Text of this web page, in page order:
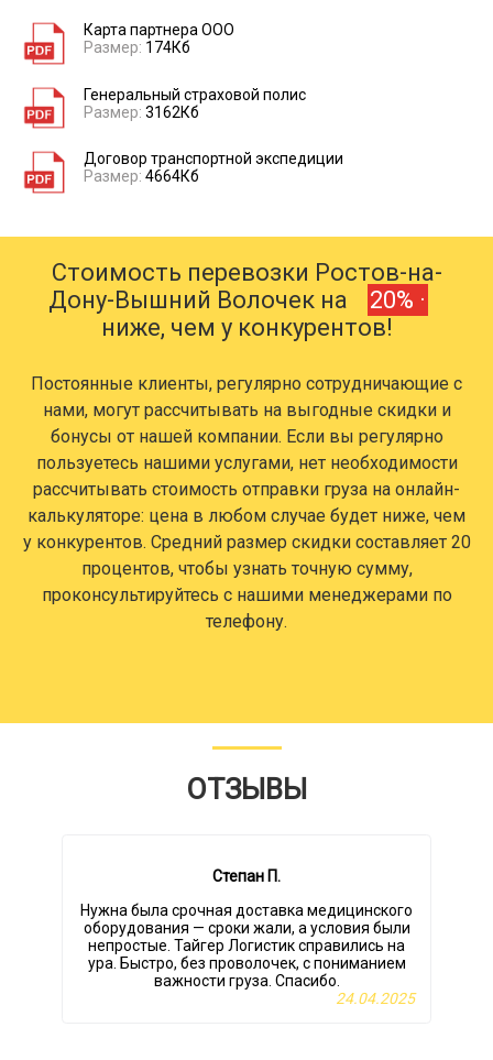
Карта партнера ООО
Размер: 174Кб
Генеральный страховой полис
Размер: 3162Кб
Договор транспортной экспедиции
Размер: 4664Кб
Стоимость перевозки Ростов-на-
Дону-Вышний Волочек на
20% ·
ниже, чем у конкурентов!
Постоянные клиенты, регулярно сотрудничающие с
нами, могут рассчитывать на выгодные скидки и
бонусы от нашей компании. Если вы регулярно
пользуетесь нашими услугами, нет необходимости
рассчитывать стоимость отправки груза на онлайн-
калькуляторе: цена в любом случае будет ниже, чем
у конкурентов. Средний размер скидки составляет 20
процентов, чтобы узнать точную сумму,
проконсультируйтесь с нашими менеджерами по
телефону.
ОТЗЫВЫ
Степан П.
Нужна была срочная доставка медицинского
оборудования — сроки жали, а условия были
непростые. Тайгер Логистик справились на
ура. Быстро, без проволочек, с пониманием
важности груза. Спасибо.
24.04.2025